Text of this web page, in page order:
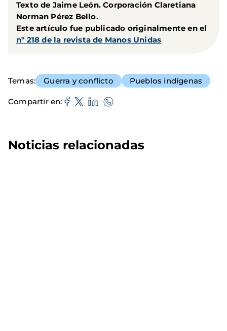
Texto de Jaime León. Corporación Claretiana
Norman Pérez Bello.
Este artículo fue publicado originalmente en el
nº 218 de la revista de Manos Unidas
Temas Guerra y conflicto Pueblos indígenas
Compartir en
Noticias relacionadas